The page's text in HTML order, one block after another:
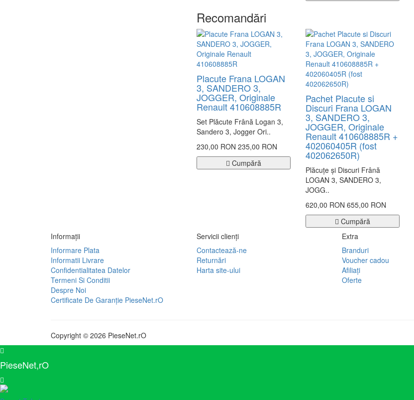
Recomandări
Placute Frana LOGAN
3, SANDERO 3,
JOGGER, Originale
Renault 410608885R
Set Plăcute Frână Logan 3,
Sandero 3, Jogger Ori..
230,00 RON 235,00 RON
Cumpără
Pachet Placute si
Discuri Frana LOGAN
3, SANDERO 3,
JOGGER, Originale
Renault 410608885R +
402060405R (fost
402062650R)
Plăcuțe și Discuri Frână
LOGAN 3, SANDERO 3,
JOGG..
620,00 RON 655,00 RON
Cumpără
Informaţii
Informare Plata
Informatii Livrare
Confidentialitatea Datelor
Termeni Si Conditii
Despre Noi
Certificate De Garanție PieseNet.rO
Servicii clienţi
Contactează-ne
Returnări
Harta site-ului
Extra
Branduri
Voucher cadou
Afiliaţi
Oferte
Copyright © 2026 PieseNet.rO
PieseNet,rO